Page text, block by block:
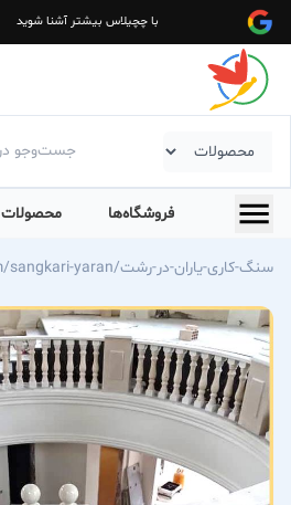
با چچیلاس بیشتر آشنا شوید
فروشگاه‌ها محصولات
https://chechilas.com/sangkari-yaran/سنگ-کاری-یاران-در-رشت